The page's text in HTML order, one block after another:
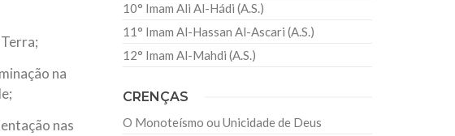
na
nas
10° Imam Ali Al-Hádi (A.S.)
11° Imam Al-Hassan Al-Ascari (A.S.)
12° Imam Al-Mahdi (A.S.)
CRENÇAS
O Monoteísmo ou Unicidade de Deus